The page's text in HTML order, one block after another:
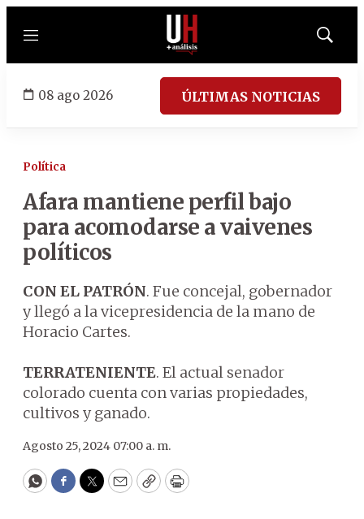
Menú
Mostrar
08 ago 2026 ÚLTIMAS NOTICIAS
Política
Afara mantiene perfil bajo
para acomodarse a vaivenes
políticos
CON EL PATRÓN. Fue concejal, gobernador
y llegó a la vicepresidencia de la mano de
Horacio Cartes.
TERRATENIENTE. El actual senador
colorado cuenta con varias propiedades,
cultivos y ganado.
Agosto 25, 2024 07:00 a. m.
WhatsApp
Facebook
Twitter
EmailCopyPrint